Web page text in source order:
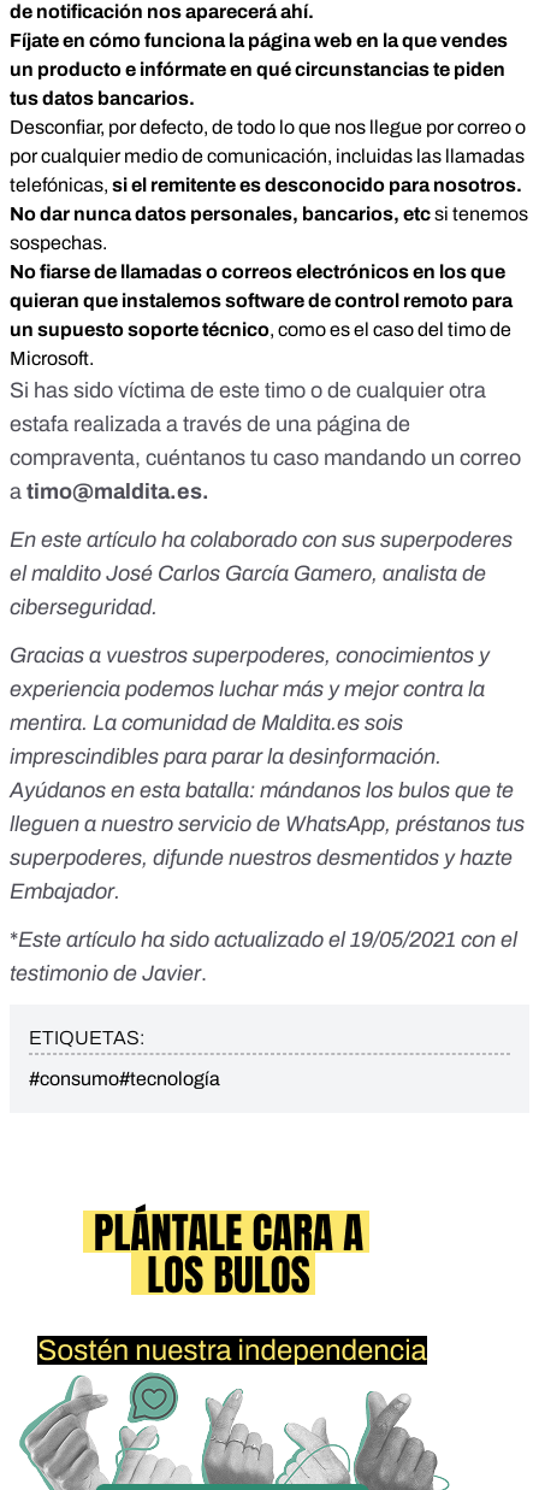
de notificación nos aparecerá ahí.
Fíjate en cómo funciona la página web en la que vendes
un producto e infórmate en qué circunstancias te piden
tus datos bancarios.
Desconfiar, por defecto, de todo lo que nos llegue por correo o
por cualquier medio de comunicación, incluidas las llamadas
telefónicas, si el remitente es desconocido para nosotros.
No dar nunca datos personales, bancarios, etcsi tenemos
sospechas.
No fiarse de llamadas o correos electrónicos en los que
quieran que instalemos software de control remoto para
un supuesto soporte técnico, comoes el caso del timo de
Microsoft.
Si has sido víctima de este timo o de cualquier otra
estafa realizada a través de una página de
compraventa, cuéntanos tu caso mandando un correo
a timo@maldita.es.
En este artículo ha colaborado con sus superpoderes
el maldito José Carlos García Gamero, analista de
ciberseguridad.
Gracias a vuestros superpoderes, conocimientos y
experiencia podemos luchar más y mejor contra la
mentira. La comunidad de Maldita.es sois
imprescindibles para parar la desinformación.
Ayúdanos en esta batalla: mándanos los bulos que te
lleguen a nuestro servicio de WhatsApp, préstanos tus
superpoderes, difunde nuestros desmentidos yhazte
Embajador.
*Este artículo ha sido actualizado el 19/05/2021 con el
testimonio de Javier.
ETIQUETAS:
#consumo#tecnología